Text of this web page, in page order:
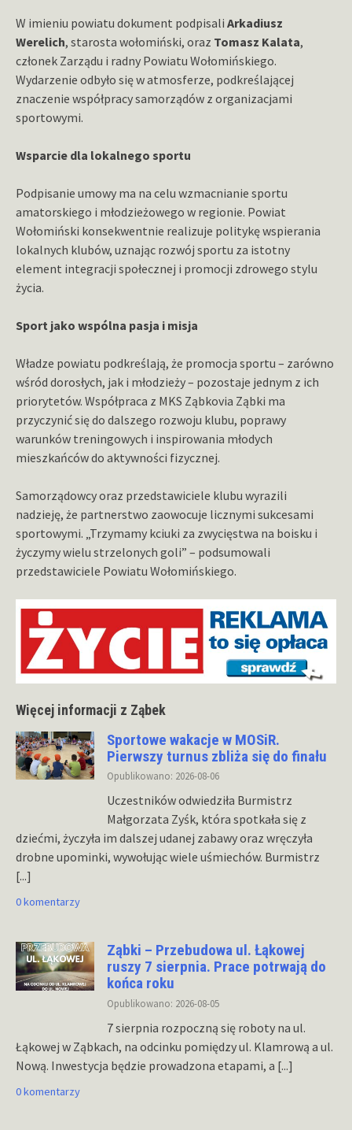
W imieniu powiatu dokument podpisali Arkadiusz
Werelich, starosta wołomiński, oraz Tomasz Kalata,
członek Zarządu i radny Powiatu Wołomińskiego.
Wydarzenie odbyło się w atmosferze, podkreślającej
znaczenie współpracy samorządów z organizacjami
sportowymi.
Wsparcie dla lokalnego sportu
Podpisanie umowy ma na celu wzmacnianie sportu
amatorskiego i młodzieżowego w regionie. Powiat
Wołomiński konsekwentnie realizuje politykę wspierania
lokalnych klubów, uznając rozwój sportu za istotny
element integracji społecznej i promocji zdrowego stylu
życia.
Sport jako wspólna pasja i misja
Władze powiatu podkreślają, że promocja sportu – zarówno
wśród dorosłych, jak i młodzieży – pozostaje jednym z ich
priorytetów. Współpraca z MKS Ząbkovia Ząbki ma
przyczynić się do dalszego rozwoju klubu, poprawy
warunków treningowych i inspirowania młodych
mieszkańców do aktywności fizycznej.
Samorządowcy oraz przedstawiciele klubu wyrazili
nadzieję, że partnerstwo zaowocuje licznymi sukcesami
sportowymi. „Trzymamy kciuki za zwycięstwa na boisku i
życzymy wielu strzelonych goli” – podsumowali
przedstawiciele Powiatu Wołomińskiego.
Więcej informacji z Ząbek
Sportowe wakacje w MOSiR.
Pierwszy turnus zbliża się do finału
Opublikowano: 2026-08-06
Uczestników odwiedziła Burmistrz
Małgorzata Zyśk, która spotkała się z
dziećmi, życzyła im dalszej udanej zabawy oraz wręczyła
drobne upominki, wywołując wiele uśmiechów. Burmistrz
[...]
0 komentarzy
Ząbki – Przebudowa ul. Łąkowej
ruszy 7 sierpnia. Prace potrwają do
końca roku
Opublikowano: 2026-08-05
7 sierpnia rozpoczną się roboty na ul.
Łąkowej w Ząbkach, na odcinku pomiędzy ul. Klamrową a ul.
Nową. Inwestycja będzie prowadzona etapami, a [...]
0 komentarzy